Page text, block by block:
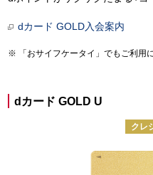
dカード GOLD入会案内
「おサイフケータイ」でもご利用
dカード GOLD U
クレ